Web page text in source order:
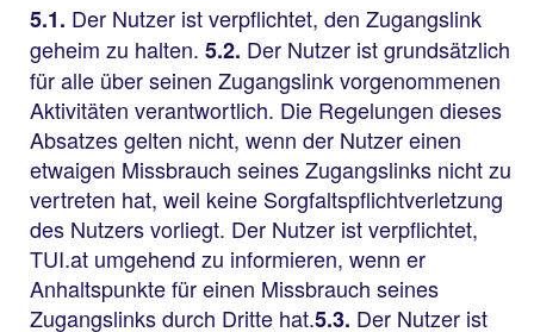
5.1. Der Nutzer ist verpflichtet, den Zugangslink
geheim zu halten. 5.2. Der Nutzer ist grundsätzlich
für alle über seinen Zugangslink vorgenommenen
Aktivitäten verantwortlich. Die Regelungen dieses
Absatzes gelten nicht, wenn der Nutzer einen
etwaigen Missbrauch seines Zugangslinks nicht zu
vertreten hat, weil keine Sorgfaltspflichtverletzung
des Nutzers vorliegt. Der Nutzer ist verpflichtet,
TUI.at umgehend zu informieren, wenn er
Anhaltspunkte für einen Missbrauch seines
Zugangslinks durch Dritte hat.5.3. Der Nutzer ist